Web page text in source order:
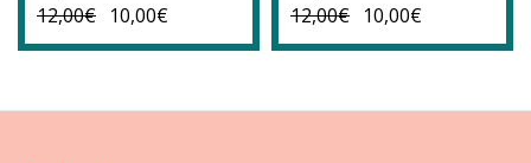
12,00€ 10,00€
12,00€ 10,00€